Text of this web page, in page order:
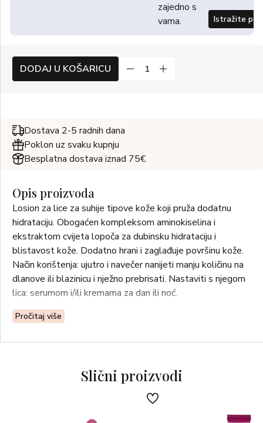
zajedno s
vama.
Istražite
DODAJ U KOŠARICU
Dostava 2-5 radnih dana
Poklon uz svaku kupnju
Besplatna dostava iznad 75€
Opis proizvoda
Losion za lice za suhije tipove kože koji pruža dodatnu
hidrataciju. Obogaćen kompleksom aminokiselina i
ekstraktom cvijeta lopoča za dubinsku hidrataciju i
blistavost kože. Dodatno hrani i zaglađuje površinu kože.
Način korištenja: ujutro i navečer nanijeti manju količinu na
dlanove ili blazinicu i nježno prebrisati. Nastaviti s njegom
lica: serumom i/ili kremama za dan ili noć.
Pročitaj više
Slični proizvodi